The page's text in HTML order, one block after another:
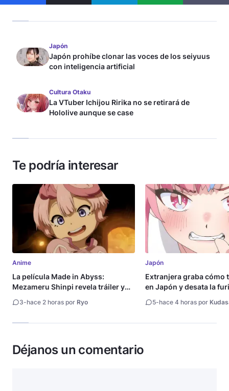
Japón
Japón prohíbe clonar las voces de los seiyuus
con inteligencia artificial
Cultura Otaku
La VTuber Ichijou Ririka no se retirará de
Hololive aunque se case
Te podría interesar
Anime
La película Made in Abyss:
Mezameru Shinpi revela tráiler y
3-hace 2 horas por Ryo
Japón
Extranjera graba cómo
en Japón y desata la
5-hace 4 horas por
Déjanos un comentario